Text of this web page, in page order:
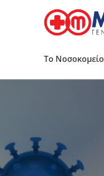
Το Νοσοκομείο